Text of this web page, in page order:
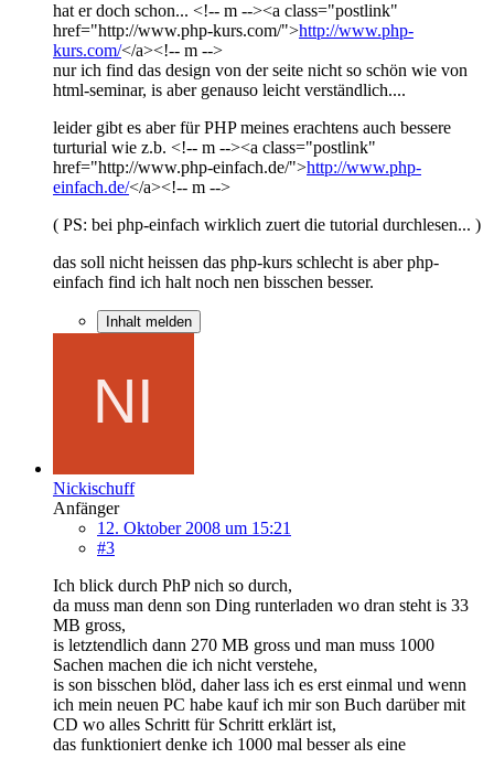
hat er doch schon... <!-- m --><a class="postlink"
href="http://www.php-kurs.com/">http://www.php-
kurs.com/</a><!-- m -->
nur ich find das design von der seite nicht so schön wie von
html-seminar, is aber genauso leicht verständlich....
leider gibt es aber für PHP meines erachtens auch bessere
turturial wie z.b. <!-- m --><a class="postlink"
href="http://www.php-einfach.de/">http://www.php-
einfach.de/</a><!-- m -->
( PS: bei php-einfach wirklich zuert die tutorial durchlesen... )
das soll nicht heissen das php-kurs schlecht is aber php-
einfach find ich halt noch nen bisschen besser.
Inhalt melden
Nickischuff
Anfänger
12. Oktober 2008 um 15:21
#3
Ich blick durch PhP nich so durch,
da muss man denn son Ding runterladen wo dran steht is 33
MB gross,
is letztendlich dann 270 MB gross und man muss 1000
Sachen machen die ich nicht verstehe,
is son bisschen blöd, daher lass ich es erst einmal und wenn
ich mein neuen PC habe kauf ich mir son Buch darüber mit
CD wo alles Schritt für Schritt erklärt ist,
das funktioniert denke ich 1000 mal besser als eine